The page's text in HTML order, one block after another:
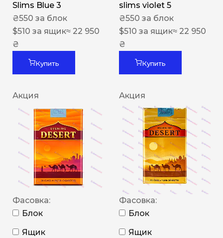
Slims Blue 3
₴550 за блок
$510 за ящик≈ 22 950
₴
Купить
slims violet 5
₴550 за блок
$510 за ящик≈ 22 950
₴
Купить
Акция
Фасовка:
Блок
Ящик
Акция
Фасовка:
Блок
Ящик